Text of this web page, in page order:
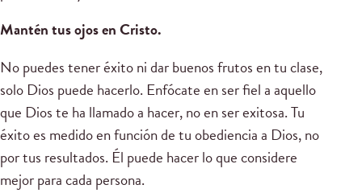
Mantén tus ojos en Cristo.
No puedes tener éxito ni dar buenos frutos en tu clase,
solo Dios puede hacerlo. Enfócate en ser fiel a aquello
que Dios te ha llamado a hacer, no en ser exitosa. Tu
éxito es medido en función de tu obediencia a Dios, no
por tus resultados. Él puede hacer lo que considere
mejor para cada persona.